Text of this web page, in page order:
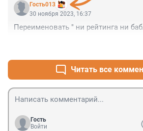
Гость013
30 ноября 2023, 16:37
Переименовать " ни рейтинга ни
Читать все
Гость
Войти